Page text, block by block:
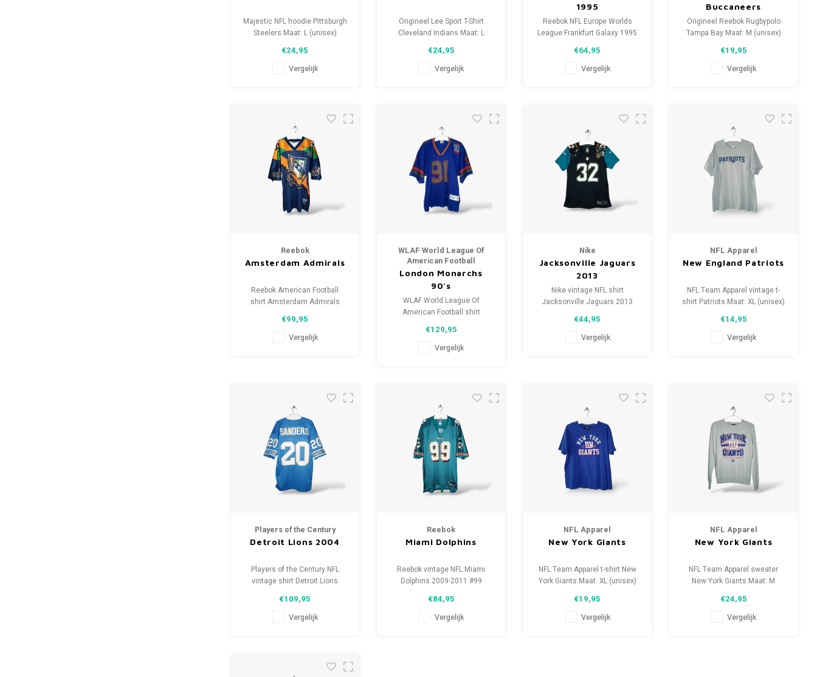
Majestic NFL hoodie Pittsburgh
Steelers Maat: L (unisex)
€24,95
Vergelijk
Origineel Lee Sport T-Shirt
Cleveland Indians Maat: L
€24,95
Vergelijk
1995
Reebok NFL Europe Worlds
League Frankfurt Galaxy 1995
9/10 (gebruikt)
€64,95
Vergelijk
Buccaneers
Origineel Reebok Rugbypolo
Tampa Bay Maat: M (unisex)
€19,95
Vergelijk
Reebok
Amsterdam Admirals
Reebok American Football
shirt Amsterdam Admirals
Conditie: 9.5/10 (gebruikt)
€99,95
Vergelijk
WLAF World League Of
American Football
London Monarchs
90's
WLAF World League Of
American Football shirt
(unisex) Conditie: 10/10
(gebruikt)
€129,95
Vergelijk
Nike
Jacksonville Jaguars
2013
Nike vintage NFL shirt
Jacksonville Jaguars 2013
(dames) Conditie: 9.5/10
(gebruikt)
€44,95
Vergelijk
NFL Apparel
New England Patriots
NFL Team Apparel vintage t-
shirt Patriots Maat: XL (unisex)
€14,95
Vergelijk
Players of the Century
Detroit Lions 2004
Players of the Century NFL
vintage shirt Detroit Lions
Conditie: 9.5/10 (gebruikt)
€109,95
Vergelijk
Reebok
Miami Dolphins
Reebok vintage NFL Miami
Dolphins 2009-2011 #99
Conditie: 9/10 (gebruikt)
€84,95
Vergelijk
NFL Apparel
New York Giants
NFL Team Apparel t-shirt New
York Giants Maat: XL (unisex)
€19,95
Vergelijk
NFL Apparel
New York Giants
NFL Team Apparel sweater
New York Giants Maat: M
(gebruikt)
€24,95
Vergelijk